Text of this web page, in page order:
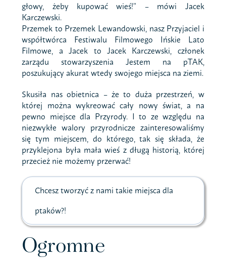
głowy, żeby kupować wieś!” – mówi Jacek
Karczewski.
Przemek to Przemek Lewandowski, nasz Przyjaciel i
współtwórca Festiwalu Filmowego Ińskie Lato
Filmowe, a Jacek to Jacek Karczewski, członek
zarządu stowarzyszenia Jestem na pTAK,
poszukujący akurat wtedy swojego miejsca na ziemi.
Skusiła nas obietnica – że to duża przestrzeń, w
której można wykreować cały nowy świat, a na
pewno miejsce dla Przyrody. I to ze względu na
niezwykłe walory przyrodnicze zainteresowaliśmy
się tym miejscem, do którego, tak się składa, że
przyklejona była mała wieś z długą historią, której
przecież nie możemy przerwać!
Chcesz tworzyć z nami takie miejsca dla
ptaków?!
Ogromne